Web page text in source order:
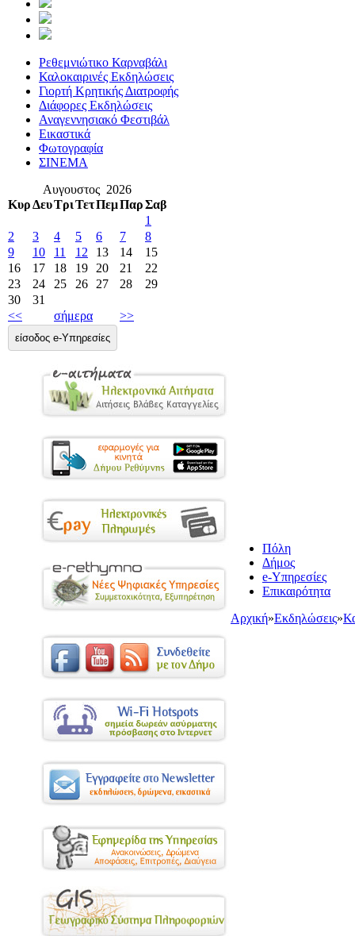
Ρεθεμνιώτικο Καρναβάλι
Καλοκαιρινές Εκδηλώσεις
Γιορτή Κρητικής Διατροφής
Διάφορες Εκδηλώσεις
Αναγεννησιακό Φεστιβάλ
Εικαστικά
Φωτογραφία
ΣΙΝΕΜΑ
Αυγουστος 2026
ΚυρΔευΤριΤετΠεμΠαρΣαβ
1
2
3 4 5 6 7
8
9
10 11 12 13 14
15
16
17 18 19 20 21
22
23
24 25 26 27 28
29
30
31
<<
σήμερα >>
είσοδος e-Υπηρεσίες
Πόλη
Δήμος
e-Υπηρεσίες
Επικαιρότητα
Αρχική»Εκδηλώσεις»